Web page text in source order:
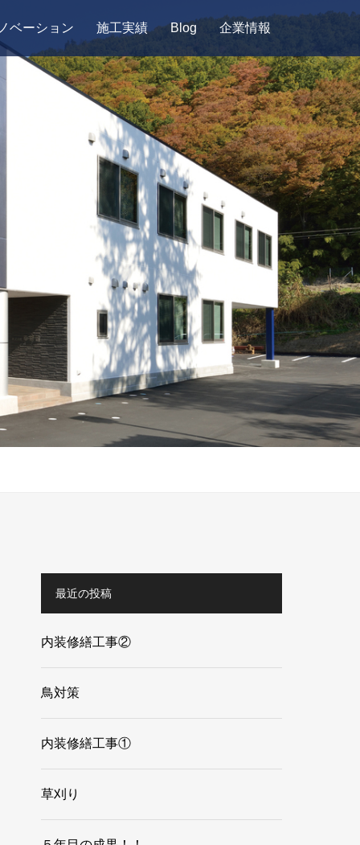
ベーション 施工実績 Blog 企業情報
最近の投稿
内装修繕工事②
鳥対策
内装修繕工事①
草刈り